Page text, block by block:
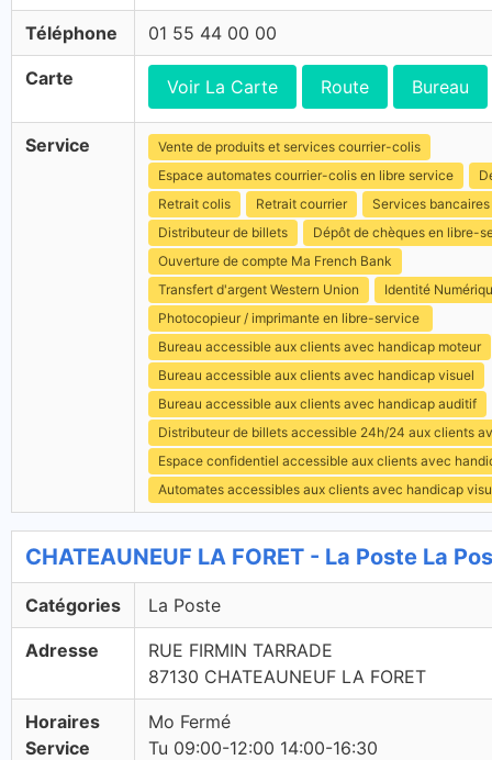
Téléphone 01 55 44 00 00
Carte Voir La Carte Route Bureau
Service
Vente de produits et services courrier-colis
Espace automates courrier-colis en libre service
Retrait colis
Retrait courrier
Services bancaires
Distributeur de billets
Dépôt de chèques en libre-
Ouverture de compte Ma French Bank
Transfert d'argent Western Union
Identité
Photocopieur / imprimante en libre-service
Bureau accessible aux clients avec handicap moteur
Bureau accessible aux clients avec handicap visuel
Bureau accessible aux clients avec handicap auditif
Distributeur de billets accessible 24h/24 aux clients
Espace confidentiel accessible aux clients avec
Automates accessibles aux clients avec handicap
CHATEAUNEUF LA FORET - La Poste La
Catégories La Poste
Adresse
RUE FIRMIN TARRADE
87130 CHATEAUNEUF LA FORET
Horaires
Service
Mo Fermé
Tu 09:00-12:00 14:00-16:30